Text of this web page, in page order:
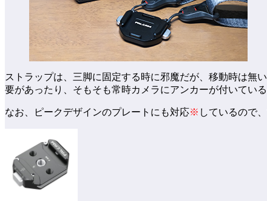
ストラップは、三脚に固定する時に邪魔だが、移動時は無
要があったり、そもそも常時カメラにアンカーが付いてい
なお、ピークデザインのプレートにも対応※ しているので